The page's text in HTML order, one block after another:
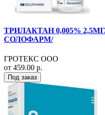
ТРИЛАКТАН 0,005%
СОЛОФАРМ/
ГРОТЕКС ООО
от 459.00 р.
Под заказ